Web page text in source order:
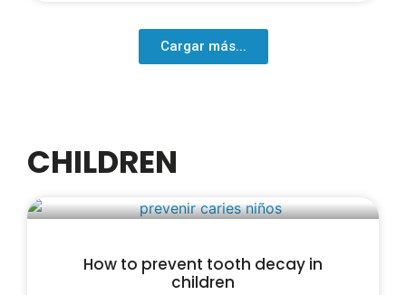
Cargar más...
CHILDREN
How to prevent tooth decay in
children